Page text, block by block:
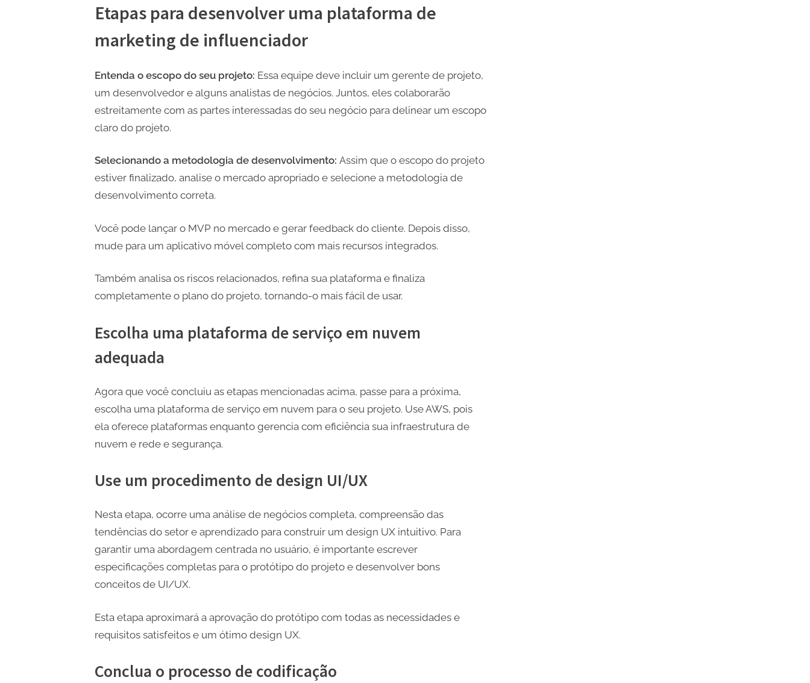
Etapas para desenvolver uma plataforma de
marketing de influenciador
Entenda o escopo do seu projeto: Essa equipe deve incluir um gerente de projeto,
um desenvolvedor e alguns analistas de negócios. Juntos, eles colaborarão
estreitamente com as partes interessadas do seu negócio para delinear um escopo
claro do projeto.
Selecionando a metodologia de desenvolvimento: Assim que o escopo do projeto
estiver finalizado, analise o mercado apropriado e selecione a metodologia de
desenvolvimento correta.
Você pode lançar o MVP no mercado e gerar feedback do cliente. Depois disso,
mude para um aplicativo móvel completo com mais recursos integrados.
Também analisa os riscos relacionados, refina sua plataforma e finaliza
completamente o plano do projeto, tornando-o mais fácil de usar.
Escolha uma plataforma de serviço em nuvem
adequada
Agora que você concluiu as etapas mencionadas acima, passe para a próxima,
escolha uma plataforma de serviço em nuvem para o seu projeto. Use AWS, pois
ela oferece plataformas enquanto gerencia com eficiência sua infraestrutura de
nuvem e rede e segurança.
Use um procedimento de design UI/UX
Nesta etapa, ocorre uma análise de negócios completa, compreensão das
tendências do setor e aprendizado para construir um design UX intuitivo. Para
garantir uma abordagem centrada no usuário, é importante escrever
especificações completas para o protótipo do projeto e desenvolver bons
conceitos de UI/UX.
Esta etapa aproximará a aprovação do protótipo com todas as necessidades e
requisitos satisfeitos e um ótimo design UX.
Conclua o processo de codificação